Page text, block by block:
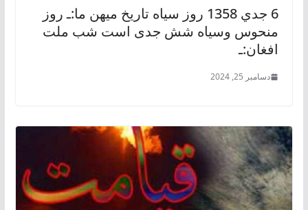
6 جدي 1358 روز سياه تاريخ ميهن ما:ـ روز
منحوس وسیاه شش جدی است شب ملت
افغان:ـ
دسامبر 25, 2024